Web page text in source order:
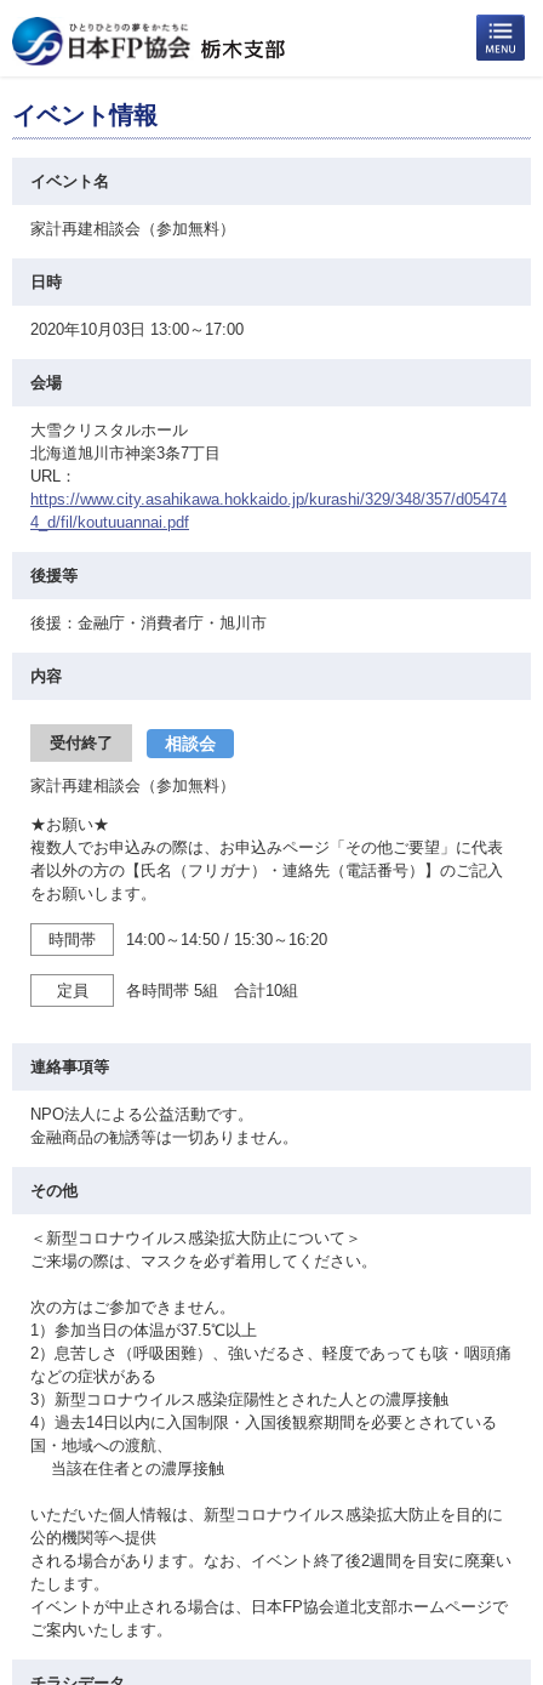
イベント情報
イベント名
家計再建相談会（参加無料）
日時
2020年10月03日 13:00～17:00
会場
大雪クリスタルホール
北海道旭川市神楽3条7丁目
URL：
https://www.city.asahikawa.hokkaido.jp/kurashi/329/348/357/d05474
4_d/fil/koutuuannai.pdf
後援等
後援：金融庁・消費者庁・旭川市
内容
受付終了 相談会
家計再建相談会（参加無料）
★お願い★
複数人でお申込みの際は、お申込みページ「その他ご要望」に代表
者以外の方の【氏名（フリガナ）・連絡先（電話番号）】のご記入
をお願いします。
時間帯 14:00～14:50 / 15:30～16:20
定員 各時間帯 5組 合計10組
連絡事項等
NPO法人による公益活動です。
金融商品の勧誘等は一切ありません。
その他
＜新型コロナウイルス感染拡大防止について＞
ご来場の際は、マスクを必ず着用してください。
次の方はご参加できません。
1）参加当日の体温が37.5℃以上
2）息苦しさ（呼吸困難）、強いだるさ、軽度であっても咳・咽頭痛
などの症状がある
3）新型コロナウイルス感染症陽性とされた人との濃厚接触
4）過去14日以内に入国制限・入国後観察期間を必要とされている
国・地域への渡航、
当該在住者との濃厚接触
いただいた個人情報は、新型コロナウイルス感染拡大防止を目的に
公的機関等へ提供
される場合があります。なお、イベント終了後2週間を目安に廃棄い
たします。
イベントが中止される場合は、日本FP協会道北支部ホームページで
ご案内いたします。